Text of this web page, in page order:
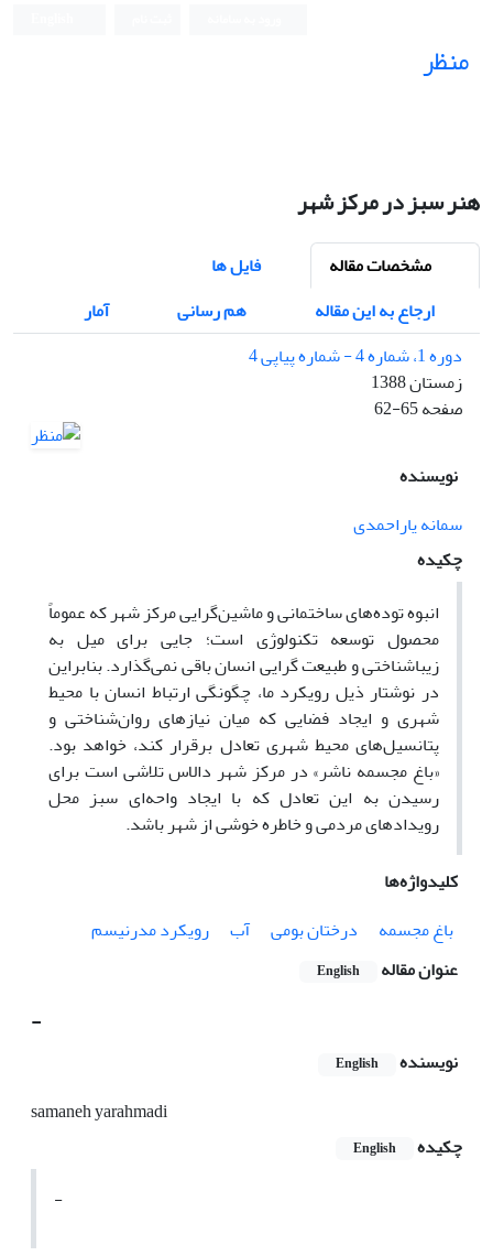
منظر
هنر سبز در مرکز شهر
مشخصات مقاله
فایل ها
ارجاع به این مقاله
هم رسانی
آمار
دوره 1، شماره 4 - شماره پیاپی 4
زمستان 1388
صفحه62-65
نویسنده
سمانه یاراحمدی
چکیده
انبوه توده‌های ساختمانی و ماشین‌گرایی مرکز شهر که عموماً
محصول توسعه تکنولوژی‌ است؛ جایی برای میل به
زیباشناختی و طبیعت گرایی انسان باقی نمی‌گذارد. بنابراین
در نوشتار ذیل رویکرد ما، چگونگی ارتباط انسان با محیط
شهری و ایجاد فضایی که میان نیازهای روان‌شناختی و
پتانسیل‌های محیط شهری تعادل برقرار کند، خواهد بود.
«باغ مجسمه ناشر» در مرکز شهر دالاس تلاشی است برای
رسیدن به این تعادل که با ایجاد واحه‌ای سبز محل
رویدادهای مردمی و خاطره خوشی از شهر باشد.
کلیدواژه‌ها
باغ مجسمه
درختان بومی آب
رویکرد مدرنیسم
عنوان مقاله
English
-
نویسنده English
samaneh yarahmadi
چکیده
English
-